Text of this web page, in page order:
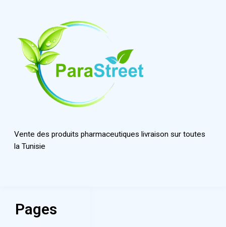
Vente des produits pharmaceutiques livraison sur toutes
la Tunisie
Pages